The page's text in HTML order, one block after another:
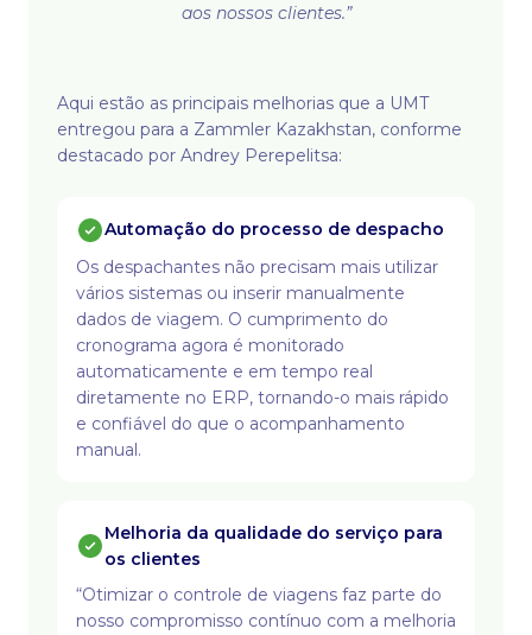
aos nossos clientes.”
Aqui estão as principais melhorias que a UMT
entregou para a Zammler Kazakhstan, conforme
destacado por Andrey Perepelitsa:
Automação do processo de despacho
Os despachantes não precisam mais utilizar
vários sistemas ou inserir manualmente
dados de viagem. O cumprimento do
cronograma agora é monitorado
automaticamente e em tempo real
diretamente no ERP, tornando-o mais rápido
e confiável do que o acompanhamento
manual.
Melhoria da qualidade do serviço para
os clientes
“Otimizar o controle de viagens faz parte do
nosso compromisso contínuo com a melhoria